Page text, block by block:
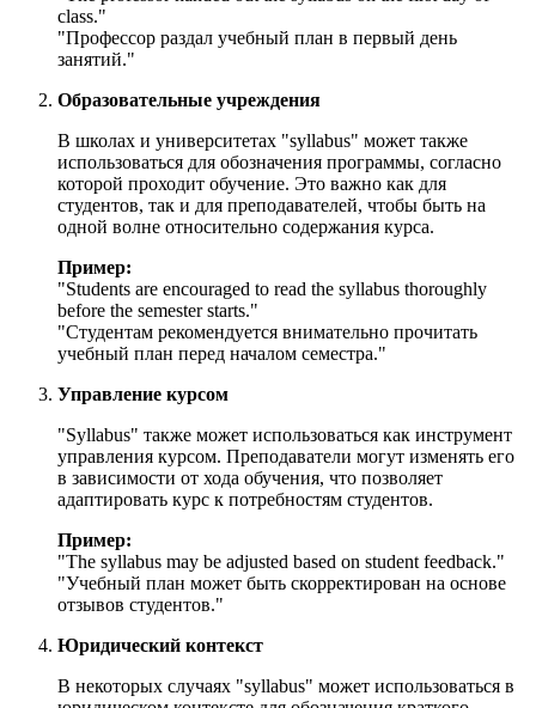
class."
"Профессор раздал учебный план в первый день
занятий."
Образовательные учреждения
В школах и университетах "syllabus" может также
использоваться для обозначения программы, согласно
которой проходит обучение. Это важно как для
студентов, так и для преподавателей, чтобы быть на
одной волне относительно содержания курса.
Пример:
"Students are encouraged to read the syllabus thoroughly
before the semester starts."
"Студентам рекомендуется внимательно прочитать
учебный план перед началом семестра."
Управление курсом
"Syllabus" также может использоваться как инструмент
управления курсом. Преподаватели могут изменять его
в зависимости от хода обучения, что позволяет
адаптировать курс к потребностям студентов.
Пример:
"The syllabus may be adjusted based on student feedback."
"Учебный план может быть скорректирован на основе
отзывов студентов."
Юридический контекст
В некоторых случаях "syllabus" может использоваться в